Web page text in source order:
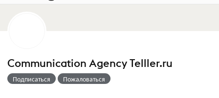
Communication Agency Telller.ru
Подписаться Пожаловаться